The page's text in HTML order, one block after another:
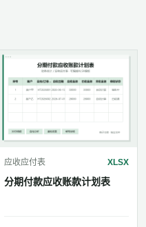
应收应付表 XLSX
分期付款应收账款计划表